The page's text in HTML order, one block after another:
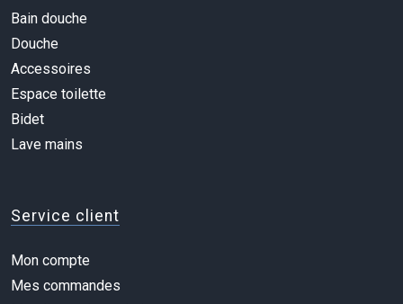
Bain douche
Douche
Accessoires
Espace toilette
Bidet
Lave mains
Service client
Mon compte
Mes commandes